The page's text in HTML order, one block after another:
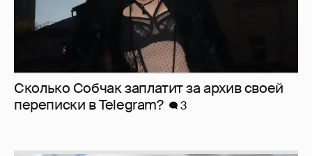
Сколько Собчак заплатит за архив своей
перeписки в Telegram?
3